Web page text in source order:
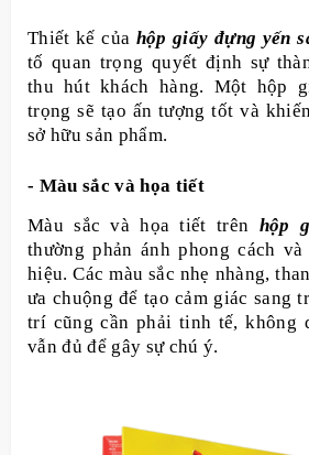
Thiết kế của hộp giấy đựng yến
tố quan trọng quyết định sự
thu hút khách hàng. Một hộp
trọng sẽ tạo ấn tượng tốt và
sở hữu sản phẩm.
- Màu sắc và họa tiết
Màu sắc và họa tiết trên hộp
thường phản ánh phong cách
hiệu. Các màu sắc nhẹ nhàng,
ưa chuộng để tạo cảm giác sang
trí cũng cần phải tinh tế, không
vẫn đủ để gây sự chú ý.